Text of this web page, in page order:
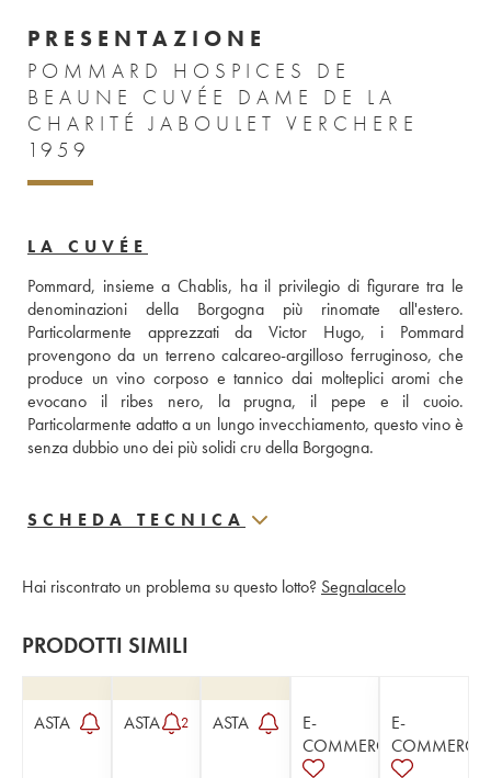
PRESENTAZIONE
POMMARD HOSPICES DE
BEAUNE CUVÉE DAME DE LA
CHARITÉ JABOULET VERCHERE
1959
LA CUVÉE
Pommard, insieme a Chablis, ha il privilegio di figurare tra le
denominazioni della Borgogna più rinomate all'estero.
Particolarmente apprezzati da Victor Hugo, i Pommard
provengono da un terreno calcareo-argilloso ferruginoso, che
produce un vino corposo e tannico dai molteplici aromi che
evocano il ribes nero, la prugna, il pepe e il cuoio.
Particolarmente adatto a un lungo invecchiamento, questo vino è
senza dubbio uno dei più solidi cru della Borgogna.
SCHEDA TECNICA
Hai riscontrato un problema su questo lotto? Segnalacelo
PRODOTTI SIMILI
ASTA ASTA 2 ASTA
E-
COMMERCE
E-
COMMERCE